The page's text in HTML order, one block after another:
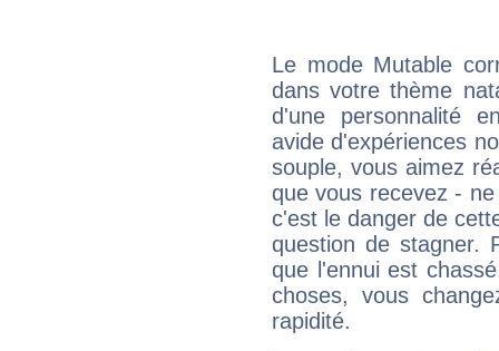
Le mode Mutable
dans votre thème
d'une personnalité
avide d'expériences
souple, vous aimez
que vous recevez -
c'est le danger de
question de stagner.
que l'ennui est
choses, vous
rapidité.